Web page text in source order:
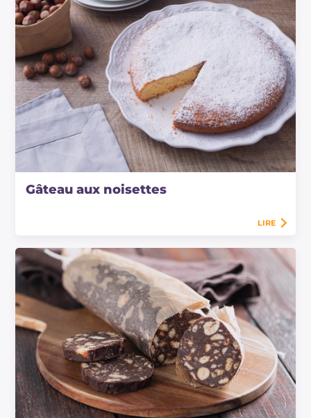
Gâteau aux noisettes
LIRE